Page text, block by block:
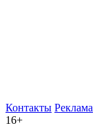
Контакты Реклама
16+